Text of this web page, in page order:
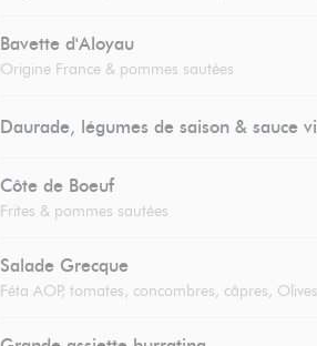
Bavette d'Aloyau
Origine France & pommes sautées
Daurade, légumes de saison & sauce
Côte de Boeuf
Frites & pommes sautées
Salade Grecque
Féta AOP, tomates, concombres, câpres,